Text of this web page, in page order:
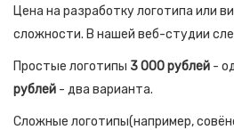
Цена на разработку логотипа или
сложности. В нашей веб-студии
Простые логотипы 3 000 рублей -
рублей - два варианта.
Сложные логотипы(например,